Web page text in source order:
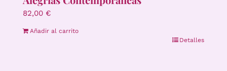
82,00 €
Añadir al carrito
Detalles